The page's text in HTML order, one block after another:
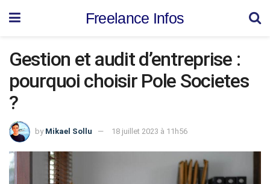
Freelance Infos
Gestion et audit d’entreprise :
pourquoi choisir Pole Societes
?
by Mikael Sollu 18 juillet 2023 à 11h56